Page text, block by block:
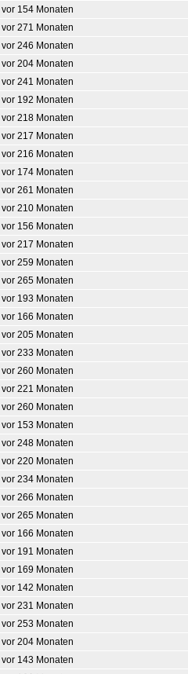
vor 154 Monaten
vor 271 Monaten
vor 246 Monaten
vor 204 Monaten
vor 241 Monaten
vor 192 Monaten
vor 218 Monaten
vor 217 Monaten
vor 216 Monaten
vor 174 Monaten
vor 261 Monaten
vor 210 Monaten
vor 156 Monaten
vor 217 Monaten
vor 259 Monaten
vor 265 Monaten
vor 193 Monaten
vor 166 Monaten
vor 205 Monaten
vor 233 Monaten
vor 260 Monaten
vor 221 Monaten
vor 260 Monaten
vor 153 Monaten
vor 248 Monaten
vor 220 Monaten
vor 234 Monaten
vor 266 Monaten
vor 265 Monaten
vor 166 Monaten
vor 191 Monaten
vor 169 Monaten
vor 142 Monaten
vor 231 Monaten
vor 253 Monaten
vor 204 Monaten
vor 143 Monaten